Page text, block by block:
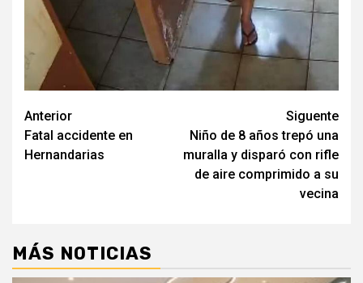
Navegación
de
Anterior
Fatal accidente en
Hernandarias
Siguente
Niño de 8 años trepó una
muralla y disparó con rifle
de aire comprimido a su
vecina
MÁS NOTICIAS